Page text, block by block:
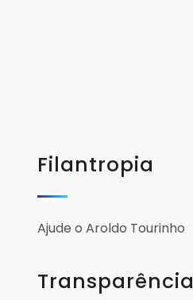
Filantropia
Ajude o Aroldo Tourinho
Transparência